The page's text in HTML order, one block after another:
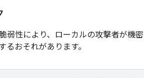
弱性により、ローカルの攻撃者が機密
るおそれがあります。